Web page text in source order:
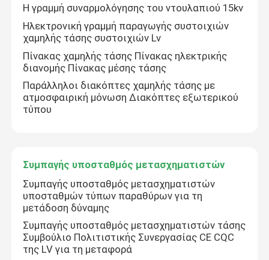
Η γραμμή συναρμολόγησης του ντουλαπιού 15kv
Ηλεκτρονική γραμμή παραγωγής συστοιχιών
χαμηλής τάσης συστοιχιών Lv
Πίνακας χαμηλής τάσης Πίνακας ηλεκτρικής
διανομής Πίνακας μέσης τάσης
Παράλληλοι διακόπτες χαμηλής τάσης με
ατμοσφαιρική μόνωση Διακόπτες εξωτερικού
τύπου
Συμπαγής υποσταθμός μετασχηματιστών
Συμπαγής υποσταθμός μετασχηματιστών
υποσταθμών τύπων παραθύρων για τη
μετάδοση δύναμης
Συμπαγής υποσταθμός μετασχηματιστών τάσης
Συμβούλιο Πολιτιστικής Συνεργασίας CE CQC
της LV για τη μεταφορά